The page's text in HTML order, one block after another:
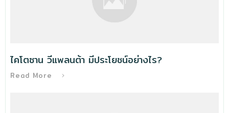
ไคโตซาน วีแพลนต้า มีประโยชน์อย่างไร?
Read More